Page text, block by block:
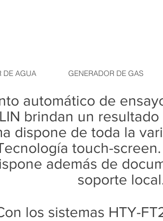
DE AGUA GENERADOR DE GAS
automático de
brindan un
dispone de toda la
touch-
ispone además de
soporte
los sistemas HTY-